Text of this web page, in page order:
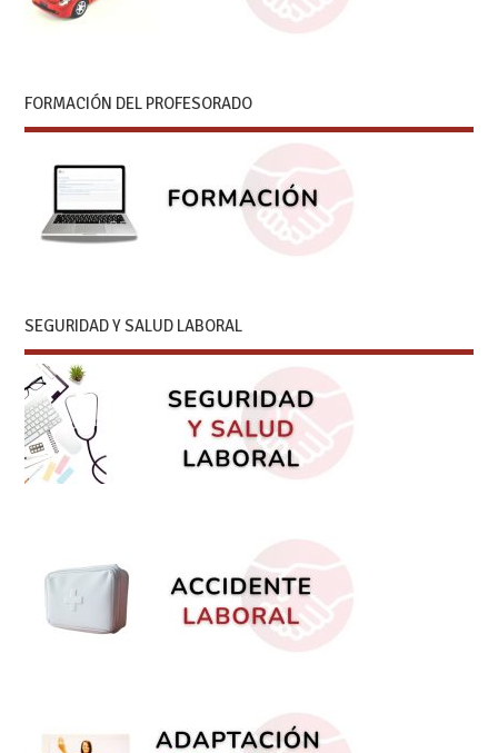
FORMACIÓN DEL PROFESORADO
SEGURIDAD Y SALUD LABORAL